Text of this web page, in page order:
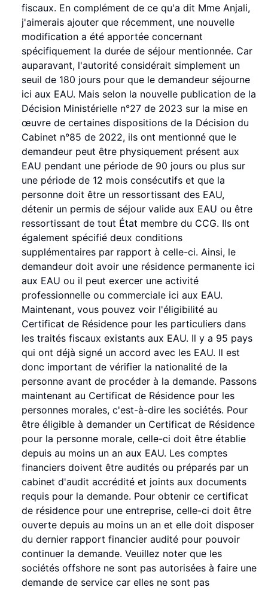
fiscaux. En complément de ce qu'a dit Mme Anjali,
j'aimerais ajouter que récemment, une nouvelle
modification a été apportée concernant
spécifiquement la durée de séjour mentionnée. Car
auparavant, l'autorité considérait simplement un
seuil de 180 jours pour que le demandeur séjourne
ici aux EAU. Mais selon la nouvelle publication de la
Décision Ministérielle n°27 de 2023 sur la mise en
œuvre de certaines dispositions de la Décision du
Cabinet n°85 de 2022, ils ont mentionné que le
demandeur peut être physiquement présent aux
EAU pendant une période de 90 jours ou plus sur
une période de 12 mois consécutifs et que la
personne doit être un ressortissant des EAU,
détenir un permis de séjour valide aux EAU ou être
ressortissant de tout État membre du CCG. Ils ont
également spécifié deux conditions
supplémentaires par rapport à celle-ci. Ainsi, le
demandeur doit avoir une résidence permanente ici
aux EAU ou il peut exercer une activité
professionnelle ou commerciale ici aux EAU.
Maintenant, vous pouvez voir l'éligibilité au
Certificat de Résidence pour les particuliers dans
les traités fiscaux existants aux EAU. Il y a 95 pays
qui ont déjà signé un accord avec les EAU. Il est
donc important de vérifier la nationalité de la
personne avant de procéder à la demande. Passons
maintenant au Certificat de Résidence pour les
personnes morales, c'est-à-dire les sociétés. Pour
être éligible à demander un Certificat de Résidence
pour la personne morale, celle-ci doit être établie
depuis au moins un an aux EAU. Les comptes
financiers doivent être audités ou préparés par un
cabinet d'audit accrédité et joints aux documents
requis pour la demande. Pour obtenir ce certificat
de résidence pour une entreprise, celle-ci doit être
ouverte depuis au moins un an et elle doit disposer
du dernier rapport financier audité pour pouvoir
continuer la demande. Veuillez noter que les
sociétés offshore ne sont pas autorisées à faire une
demande de service car elles ne sont pas